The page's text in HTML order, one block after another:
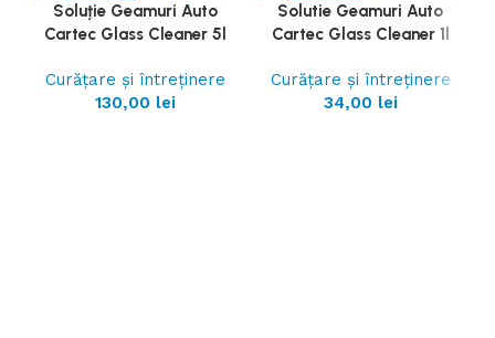
Soluție Geamuri Auto
Cartec Glass Cleaner 5l
Curățare și întreținere
130,00 lei
Solutie Geamuri Auto
Cartec Glass Cleaner 1l
Curățare și întreținere
34,00 lei